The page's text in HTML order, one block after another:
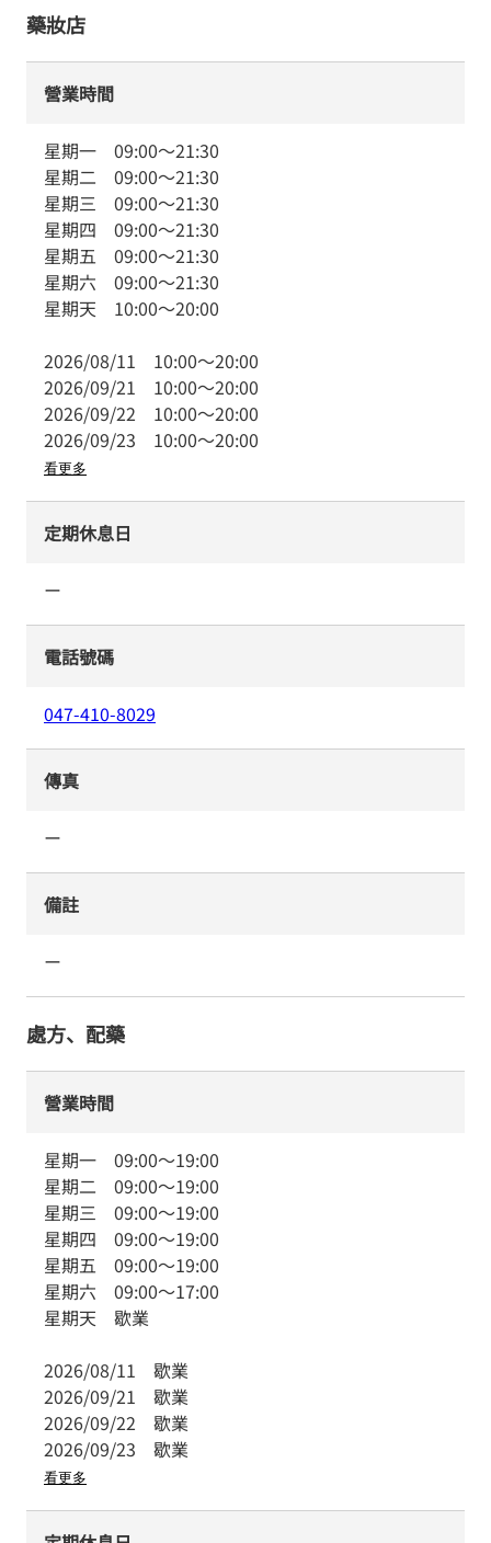
藥妝店
營業時間
星期一 09:00～21:30
星期二 09:00～21:30
星期三 09:00～21:30
星期四 09:00～21:30
星期五 09:00～21:30
星期六 09:00～21:30
星期天 10:00～20:00
2026/08/11 10:00～20:00
2026/09/21 10:00～20:00
2026/09/22 10:00～20:00
2026/09/23 10:00～20:00
看更多
定期休息日
ー
電話號碼
047-410-8029
傳真
ー
備註
ー
處方、配藥
營業時間
星期一 09:00～19:00
星期二 09:00～19:00
星期三 09:00～19:00
星期四 09:00～19:00
星期五 09:00～19:00
星期六 09:00～17:00
星期天 歇業
2026/08/11 歇業
2026/09/21 歇業
2026/09/22 歇業
2026/09/23 歇業
看更多